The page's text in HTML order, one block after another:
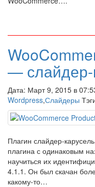
— слайдер-
Дата: Март 9, 2015 в
Wordpress,Слайдеры
Плагин слайдер-
плагина с одинаковым
научиться их
4.1.1. Он был скачан
какому-то…